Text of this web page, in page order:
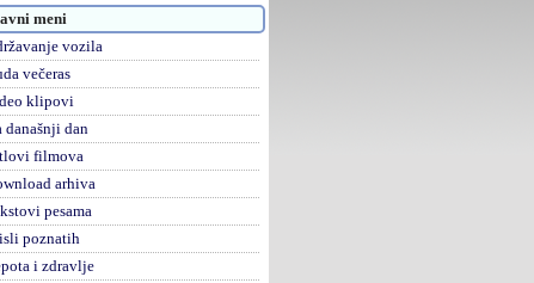
meni
vozila
večeras
klipovi
današnji dan
filmova
arhiva
pesama
poznatih
i zdravlje